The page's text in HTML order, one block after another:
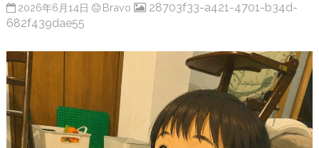
2026年6月14日 Bravo
28703f33-a421-4701-b34d-
682f439dae55